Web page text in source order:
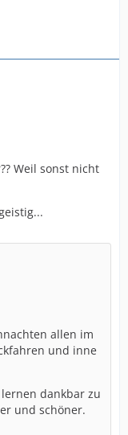
Weil sonst nicht
allen im
und inne
dankbar zu
und schöner.